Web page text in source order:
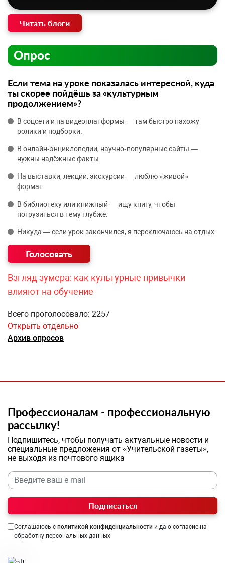
Читать блоги
Опрос
Если тема на уроке показалась интересной, куда
ты скорее пойдёшь за «культурным
продолжением»?
В соцсети и на видеоплатформы — там быстро нахожу
ролики и подборки.
В онлайн‑энциклопедии, научно‑популярные сайты —
нужны надёжные факты.
На выставки, лекции, экскурсии — люблю «живой»
формат.
В библиотеку или книжный — ищу книгу, чтобы
погрузиться в тему глубже.
Никуда — если урок закончился, я переключаюсь на отдых.
Взгляд зумера: как культурные привычки
влияют на обучение
Всего проголосовало: 2257
Открыть отдельно
Архив опросов
Профессионалам - профессиональную
рассылку!
Подпишитесь, чтобы получать актуальные новости и
специальные предложения от «Учительской газеты»,
не выходя из почтового ящика
Подписаться
Соглашаюсь с политикой конфиденциальности и даю согласие на
обработку персональных данных